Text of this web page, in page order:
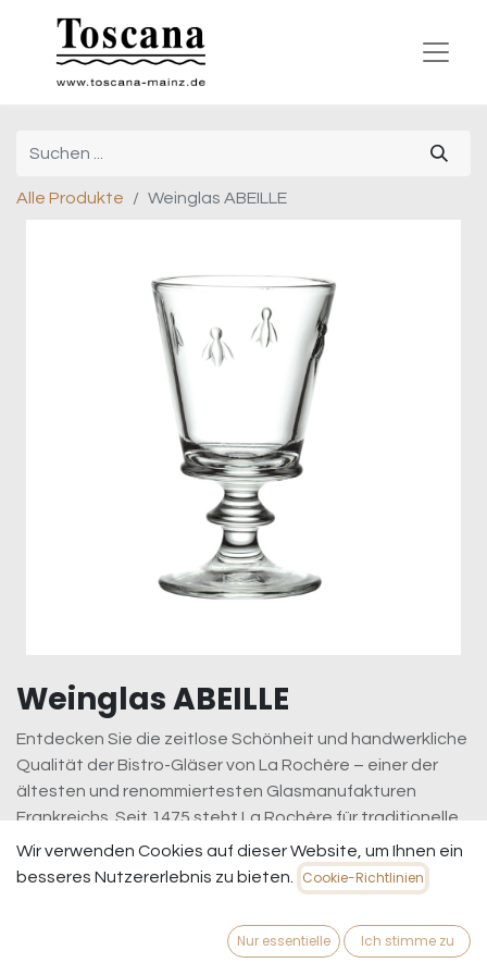
Alle Produkte Weinglas ABEILLE
Weinglas ABEILLE
Entdecken Sie die zeitlose Schönheit und handwerkliche
Qualität der Bistro-Gläser von La Rochère – einer der
ältesten und renommiertesten Glasmanufakturen
Frankreichs. Seit 1475 steht La Rochère für traditionelle
Handwerkskunst und modernste Glasherstellung. Diese
Gläser vereinen klassisches Design mit robuster
Funktionalität und sind perfekt für den täglichen Genuss
Wir verwenden Cookies auf dieser Website, um Ihnen ein
besseres Nutzererlebnis zu bieten.
Cookie-Richtlinien
Nur essentielle Ich stimme zu